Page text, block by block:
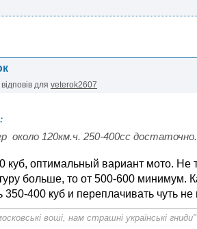
відповів для veterok2607
около 120км.ч. 250-400сс
куб, оптимальный вариант мото. Не
больше, то от 500-600 минимум.
350-400 куб и переплачивать чуть
воші, нам страшні українські гниди"